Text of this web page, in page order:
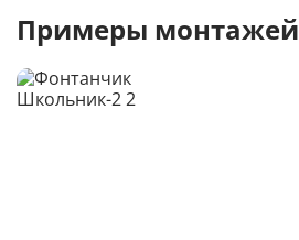
Примеры монтажей